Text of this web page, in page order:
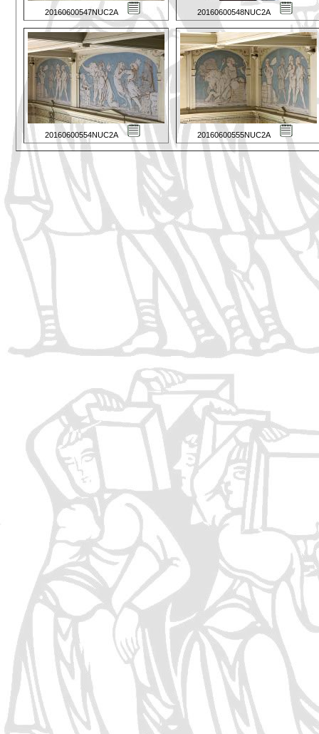
20160600547NUC2A 20160600548NUC2A
20160600554NUC2A 20160600555NUC2A